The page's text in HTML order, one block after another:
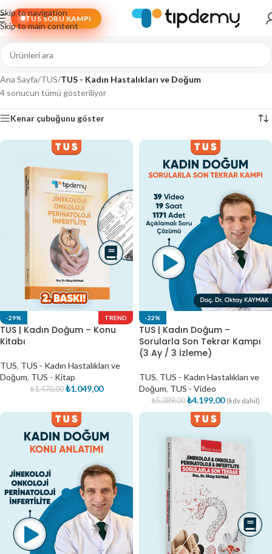
Skip to navigation
Skip to main content
TUS SORU KAMPI
Ana Sayfa/TUS/TUS - Kadın Hastalıkları ve Doğum
4 sonucun tümü gösteriliyor
Kenar çubuğunu göster
-29% TREND
TUS | Kadın Doğum – Konu
Kitabı
TUS, TUS - Kadın Hastalıkları ve
Doğum, TUS - Kitap
₺1.470,00 ₺1.049,00
-22%
TUS | Kadın Doğum –
Sorularla Son Tekrar Kampı
(3 Ay / 3 İzleme)
TUS, TUS - Kadın Hastalıkları ve
Doğum, TUS - Video
₺5.389,00 ₺4.199,00 (kdv dahil)